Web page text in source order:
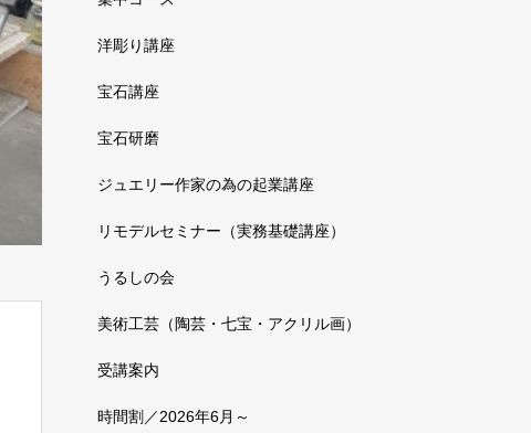
洋彫り講座
宝石講座
宝石研磨
ジュエリー作家の為の起業講座
リモデルセミナー（実務基礎講座）
うるしの会
美術工芸（陶芸・七宝・アクリル画）
受講案内
時間割／2026年6月～